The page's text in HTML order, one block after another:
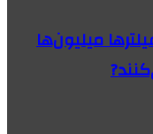
میلیون‌ها